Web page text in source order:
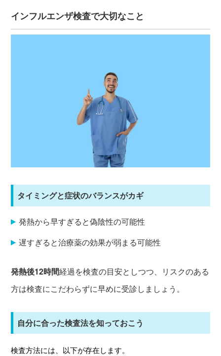
インフルエンザ検査で大切なこと
タイミングと症状のバランスがカギ
発熱から早すぎると偽陰性の可能性
遅すぎると治療薬の効果が弱まる可能性
発熱後12時間経過を検査の目安としつつ、リスクのある
方は検査にこだわらずに早めに受診しましょう。
自分に合った検査法を知っておこう
検査方法には、以下が存在します。